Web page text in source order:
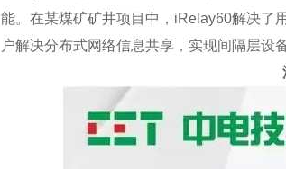
能。在某煤矿矿井项目中，iRelay60解决了
户解决分布式网络信息共享，实现间隔层设